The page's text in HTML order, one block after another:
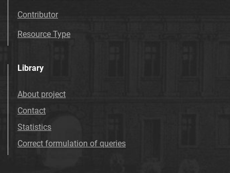
Contributor
Resource Type
Library
About project
Contact
Statistics
Correct formulation of queries